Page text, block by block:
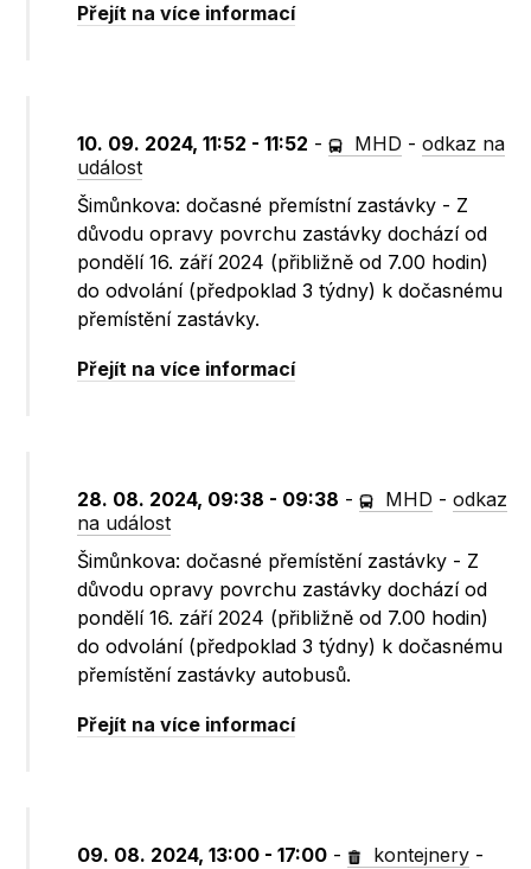
Přejít na více informací
10. 09. 2024, 11:52 - 11:52 - MHD -odkaz na
událost
Šimůnkova: dočasné přemístní zastávky - Z
důvodu opravy povrchu zastávky dochází od
pondělí 16. září 2024 (přibližně od 7.00 hodin)
do odvolání (předpoklad 3 týdny) k dočasnému
přemístění zastávky.
Přejít na více informací
28. 08. 2024, 09:38 - 09:38 - MHD -odkaz
na událost
Šimůnkova: dočasné přemístění zastávky - Z
důvodu opravy povrchu zastávky dochází od
pondělí 16. září 2024 (přibližně od 7.00 hodin)
do odvolání (předpoklad 3 týdny) k dočasnému
přemístění zastávky autobusů.
Přejít na více informací
09. 08. 2024, 13:00 - 17:00 - kontejnery -